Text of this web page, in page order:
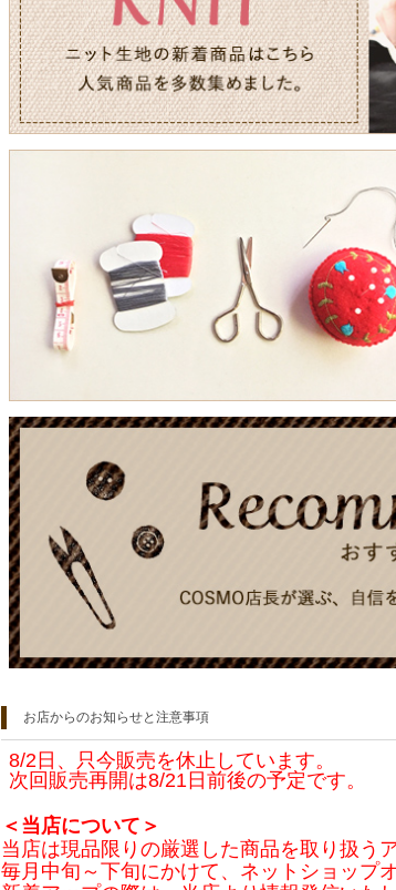
お店からのお知らせと注意事項
8/2日、只今販売を休止しています。
次回販売再開は8/21日前後の予定です。
＜当店について＞
当店は現品限りの厳選した商品を取り扱う
毎月中旬～下旬にかけて、ネットショップ